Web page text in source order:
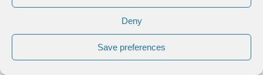
Deny
Save preferences
Πρωθυπουργού. Και νομίζω ότι
αυτό είναι που θα επιδιωχθεί και στο
εξής.